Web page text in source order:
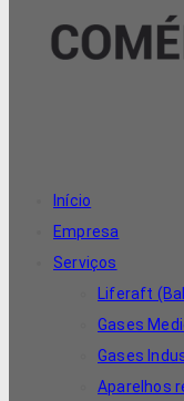
Início
Empresa
Serviços
Liferaft
Gases
Gases
Aparelhos